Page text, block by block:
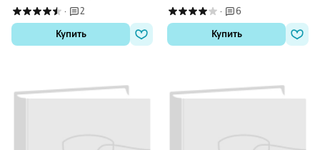
·
2
Купить
·
6
Купить